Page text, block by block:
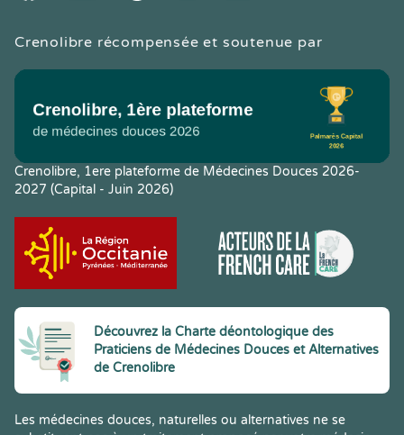
Crenolibre récompensée et soutenue par
Crenolibre, 1ere plateforme de Médecines Douces 2026-
2027 (Capital - Juin 2026)
Découvrez la Charte déontologique des
Praticiens de Médecines Douces et Alternatives
de Crenolibre
Les médecines douces, naturelles ou alternatives ne se